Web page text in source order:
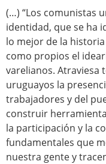
(…) “Los comunistas
identidad, que se ha
lo mejor de la
como propios el
varelianos. Atraviesa
uruguayos la
trabajadores y del
construir
la participación y la
fundamentales que
nuestra gente y